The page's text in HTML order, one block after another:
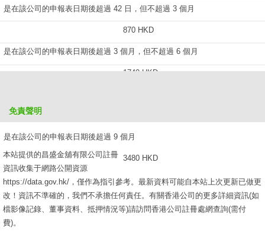
是在該公司的申報表日期後超過 42 日，但不超過 3 個月
870 HKD
是在該公司的申報表日期後超過 3 個月，但不超過 6 個月
1740 HKD
是在該公司的申報表日期後超過 9 個月
3480 HKD
免責聲明
本站提供的昌盛金舖有限公司註冊
資訊收集于網路公開資源
https://data.gov.hk/，僅作為指引參考。最新資料可能自本站上次更新已做更
改！資訊不準確的，我們不承擔任何責任。有關香港公司的更多詳細資訊(如
檔影像記錄、董事資料、抵押情況等)請訪問香港公司註冊處網查詢(需付
費)。